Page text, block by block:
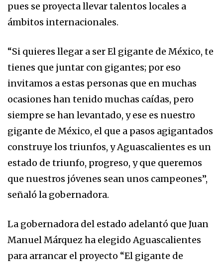
pues se proyecta llevar talentos locales a
ámbitos internacionales.
“Si quieres llegar a ser El gigante de México, te
tienes que juntar con gigantes; por eso
invitamos a estas personas que en muchas
ocasiones han tenido muchas caídas, pero
siempre se han levantado, y ese es nuestro
gigante de México, el que a pasos agigantados
construye los triunfos, y Aguascalientes es un
estado de triunfo, progreso, y que queremos
que nuestros jóvenes sean unos campeones”,
señaló la gobernadora.
La gobernadora del estado adelantó que Juan
Manuel Márquez ha elegido Aguascalientes
para arrancar el proyecto “El gigante de